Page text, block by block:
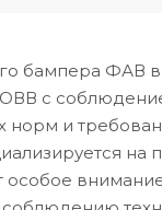
бампера ФАВ
с
норм и
на
особое